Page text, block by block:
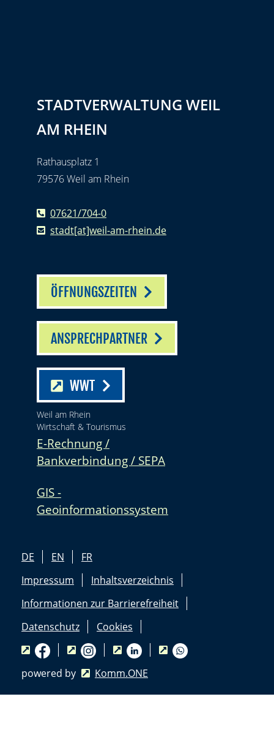
STADTVERWALTUNG WEIL
AM RHEIN
Rathausplatz 1
79576 Weil am Rhein
07621/704-0
stadt[at]weil-am-rhein.de
ÖFFNUNGSZEITEN
ANSPRECHPARTNER
WWT
Weil am Rhein
Wirtschaft & Tourismus
E-Rechnung /
Bankverbindung / SEPA
GIS -
Geoinformationssystem
DE EN
FR
Impressum
Inhaltsverzeichnis
Informationen zur Barrierefreiheit
Datenschutz
Cookies
powered by Komm.ONE